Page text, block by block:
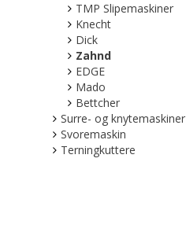
TMP Slipemaskiner
Knecht
Dick
Zahnd
EDGE
Mado
Bettcher
Surre- og knytemaskiner
Svoremaskin
Terningkuttere